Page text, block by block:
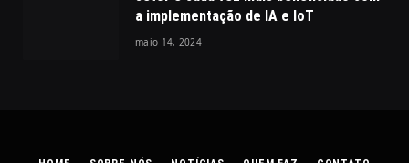
a implementação de IA e IoT
maio 14, 2024